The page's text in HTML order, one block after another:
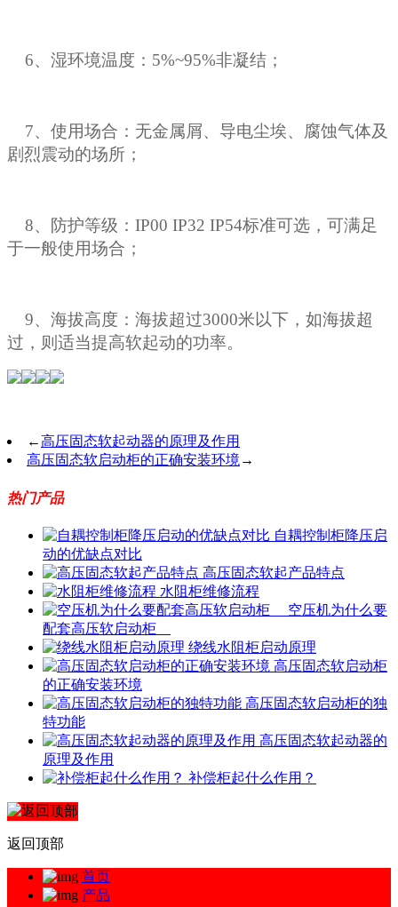
6、湿环境温度：5%~95%非凝结；
7、使用场合：无金属屑、导电尘埃、腐蚀气体及
剧烈震动的场所；
8、防护等级：IP00 IP32 IP54标准可选，可满足
于一般使用场合；
9、海拔高度：海拔超过3000米以下，如海拔超
过，则适当提高软起动的功率。
← 高压固态软起动器的原理及作用
高压固态软启动柜的正确安装环境→
热门产品
自耦控制柜降压启
动的优缺点对比
高压固态软起产品特点
水阻柜维修流程
空压机为什么要
配套高压软启动柜
绕线水阻柜启动原理
高压固态软启动柜
的正确安装环境
高压固态软启动柜的独
特功能
高压固态软起动器的
原理及作用
补偿柜起什么作用？
返回顶部
首页
产品